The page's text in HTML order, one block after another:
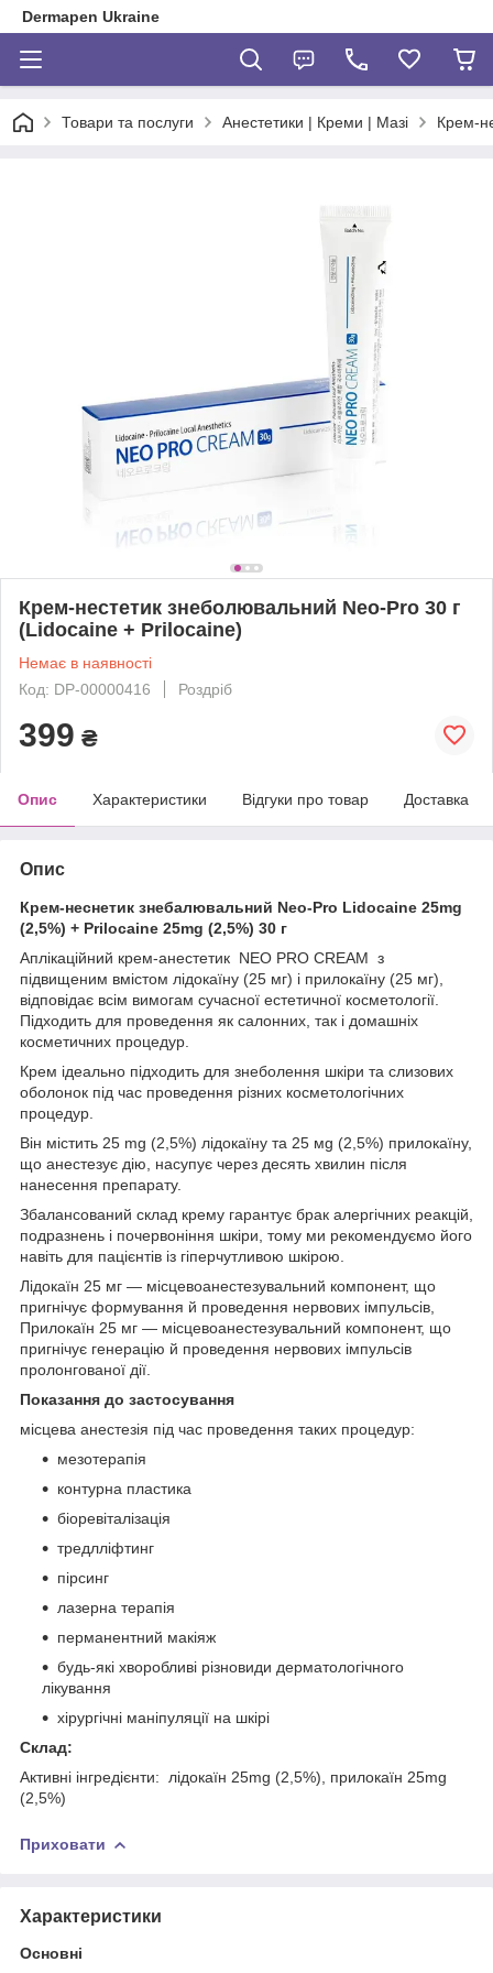
Dermapen Ukraine
Товари та послуги Анестетики | Креми | Мазі Крем-
Крем-нестетик знеболювальний Neo-Pro 30 г
(Lidocaine + Prilocaine)
Немає в наявності
Код: DP-00000416
Роздріб
399 ₴
Опис Характеристики Відгуки про товар Доставка
Опис
Крем-неснетик знебалювальний Neo-Pro Lidocaine 25mg
(2,5%) + Prilocaine 25mg (2,5%) 30 г
Аплікаційний крем-анестетик NEO PRO CREAM з
підвищеним вмістом лідокаїну (25 мг) і прилокаїну (25 мг),
відповідає всім вимогам сучасної естетичної косметології.
Підходить для проведення як салонних, так і домашніх
косметичних процедур.
Крем ідеально підходить для знеболення шкіри та слизових
оболонок під час проведення різних косметологічних
процедур.
Він містить 25 mg (2,5%) лідокаїну та 25 мg (2,5%) прилокаїну,
що анестезує дію, насупує через десять хвилин після
нанесення препарату.
Збалансований склад крему гарантує брак алергічних реакцій,
подразнень і почервоніння шкіри, тому ми рекомендуємо його
навіть для пацієнтів із гіперчутливою шкірою.
Лідокаїн 25 мг — місцевоанестезувальний компонент, що
пригнічує формування й проведення нервових імпульсів,
Прилокаїн 25 мг — місцевоанестезувальний компонент, що
пригнічує генерацію й проведення нервових імпульсів
пролонгованої дії.
Показання до застосування
місцева анестезія під час проведення таких процедур:
мезотерапія
контурна пластика
біоревіталізація
тредлліфтинг
пірсинг
лазерна терапія
перманентний макіяж
будь-які хворобливі різновиди дерматологічного
лікування
хірургічні маніпуляції на шкірі
Склад:
Активні інгредієнти: лідокаїн 25mg (2,5%), прилокаїн 25mg
(2,5%)
Приховати
Характеристики
Основні